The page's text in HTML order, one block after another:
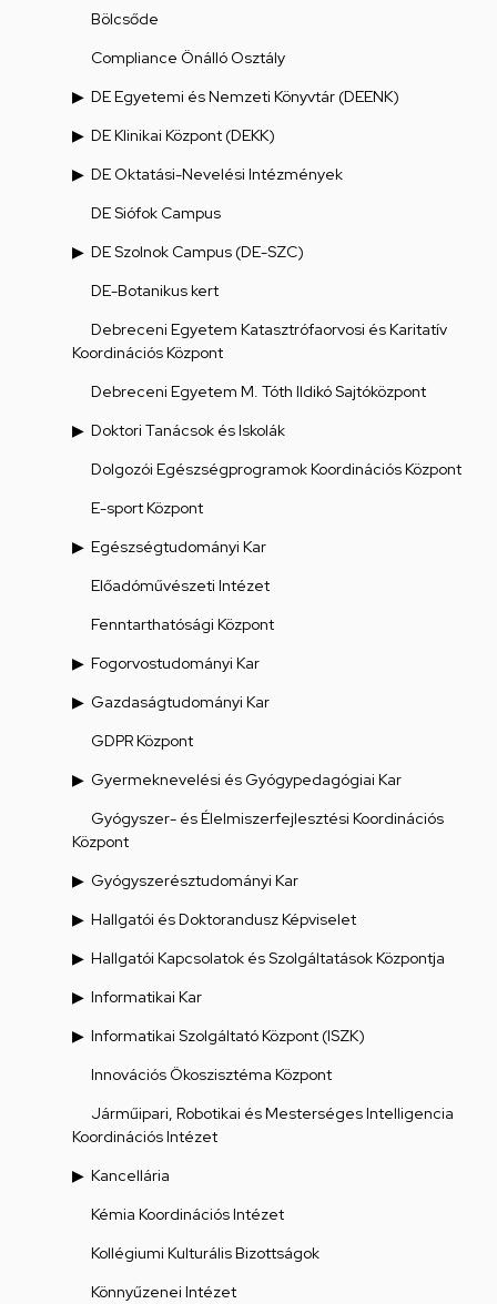
Bölcsőde
Compliance Önálló Osztály
DE Egyetemi és Nemzeti Könyvtár (DEENK)
DE Klinikai Központ (DEKK)
DE Oktatási-Nevelési Intézmények
DE Siófok Campus
DE Szolnok Campus (DE-SZC)
DE-Botanikus kert
Debreceni Egyetem Katasztrófaorvosi és Karitatív
Koordinációs Központ
Debreceni Egyetem M. Tóth Ildikó Sajtóközpont
Doktori Tanácsok és Iskolák
Dolgozói Egészségprogramok Koordinációs Központ
E-sport Központ
Egészségtudományi Kar
Előadóművészeti Intézet
Fenntarthatósági Központ
Fogorvostudományi Kar
Gazdaságtudományi Kar
GDPR Központ
Gyermeknevelési és Gyógypedagógiai Kar
Gyógyszer- és Élelmiszerfejlesztési Koordinációs
Központ
Gyógyszerésztudományi Kar
Hallgatói és Doktorandusz Képviselet
Hallgatói Kapcsolatok és Szolgáltatások Központja
Informatikai Kar
Informatikai Szolgáltató Központ (ISZK)
Innovációs Ökoszisztéma Központ
Járműipari, Robotikai és Mesterséges Intelligencia
Koordinációs Intézet
Kancellária
Kémia Koordinációs Intézet
Kollégiumi Kulturális Bizottságok
Könnyűzenei Intézet